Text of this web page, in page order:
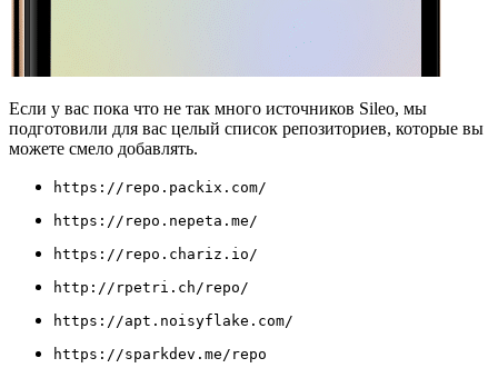
Если у вас пока что не так много источников Sileo, мы
подготовили для вас целый список репозиториев, которые вы
можете смело добавлять.
https://repo.packix.com/
https://repo.nepeta.me/
https://repo.chariz.io/
http://rpetri.ch/repo/
https://apt.noisyflake.com/
https://sparkdev.me/repo